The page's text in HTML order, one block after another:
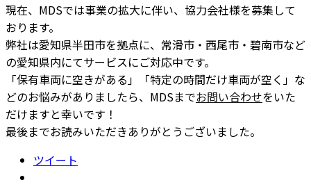
現在、MDSでは事業の拡大に伴い、協力会社様を募集して
おります。
弊社は愛知県半田市を拠点に、常滑市・西尾市・碧南市など
の愛知県内にてサービスにご対応中です。
「保有車両に空きがある」「特定の時間だけ車両が空く」な
どのお悩みがありましたら、MDSまでお問い合わせをいた
だけますと幸いです！
最後までお読みいただきありがとうございました。
ツイート